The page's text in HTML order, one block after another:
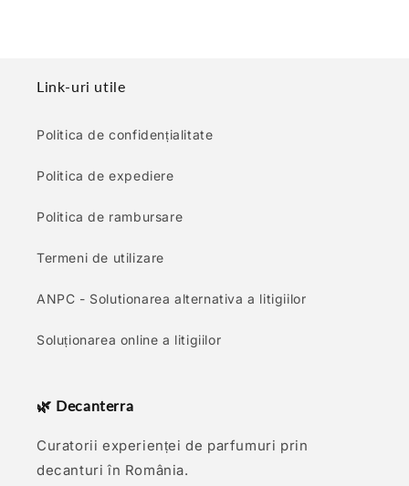
Link-uri utile
Politica de confidențialitate
Politica de expediere
Politica de rambursare
Termeni de utilizare
ANPC - Solutionarea alternativa a litigiilor
Soluționarea online a litigiilor
🌿 Decanterra
Curatorii experienței de parfumuri prin
decanturi în România.